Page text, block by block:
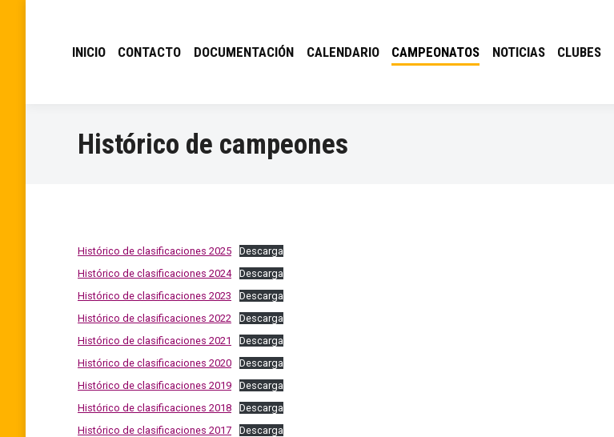
INICIO CONTACTO DOCUMENTACIÓN CALENDARIO CAMPEONATOS NOTICIAS CLUBES
Histórico de campeones
Histórico de clasificaciones 2025
Descarga
Histórico de clasificaciones 2024
Descarga
Histórico de clasificaciones 2023
Descarga
Histórico de clasificaciones 2022
Descarga
Histórico de clasificaciones 2021
Descarga
Histórico de clasificaciones 2020
Descarga
Histórico de clasificaciones 2019
Descarga
Histórico de clasificaciones 2018
Descarga
Histórico de clasificaciones 2017
Descarga